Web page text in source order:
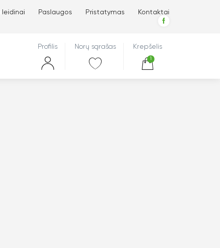
leidinai Paslaugos Pristatymas Kontaktai
Profilis Norų sąrašas Krepšelis
1